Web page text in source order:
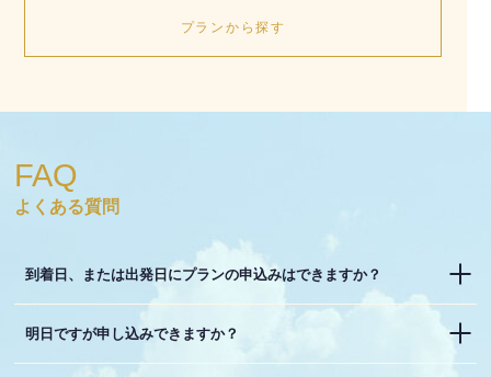
プランから探す
FAQ
よくある質問
到着日、または出発日にプランの申込みはできますか？
明日ですが申し込みできますか？